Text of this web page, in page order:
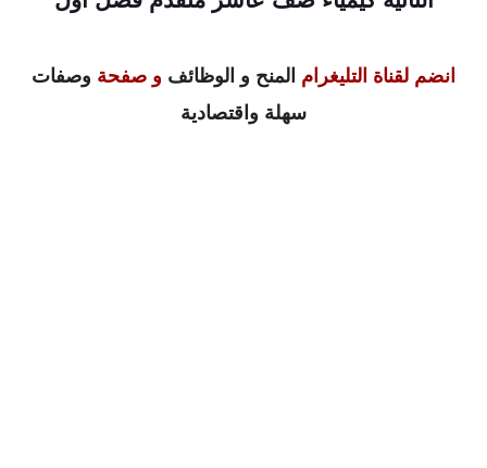
انضم لقناة التليغرام المنح و الوظائف و صفحة وصفات
سهلة واقتصادية